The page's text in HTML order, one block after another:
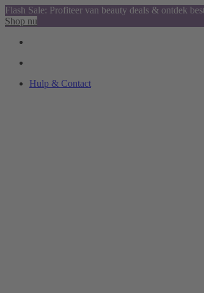
Flash Sale: Profiteer van beauty deals & ontdek
Shop nu
Hulp & Contact